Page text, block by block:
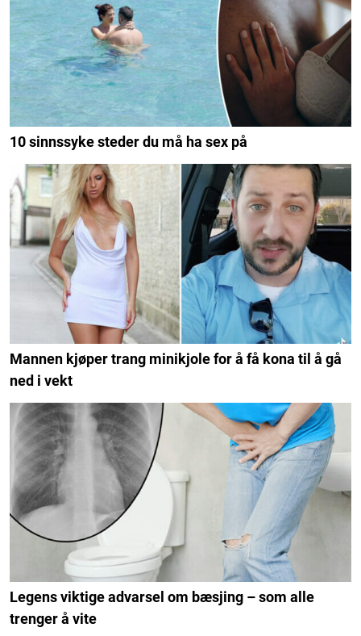
10 sinnssyke steder du må ha sex på
Mannen kjøper trang minikjole for å få kona til å gå
ned i vekt
Legens viktige advarsel om bæsjing – som alle
trenger å vite